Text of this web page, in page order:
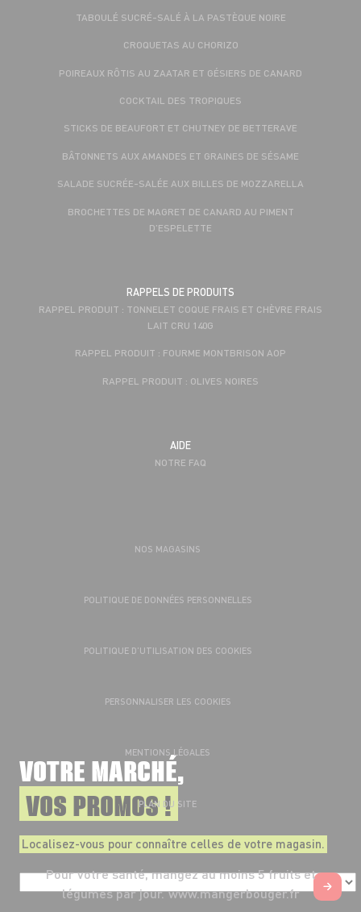
VOTRE MARCHÉ,
VOS PROMOS !
Localisez-vous pour connaître celles de votre magasin.
TABOULÉ SUCRÉ-SALÉ À LA PASTÈQUE NOIRE
CROQUETAS AU CHORIZO
POIREAUX RÔTIS AU ZAATAR ET GÉSIERS DE CANARD
COCKTAIL DES TROPIQUES
STICKS DE BEAUFORT ET CHUTNEY DE BETTERAVE
BÂTONNETS AUX AMANDES ET GRAINES DE SÉSAME
SALADE SUCRÉE-SALÉE AUX BILLES DE MOZZARELLA
BROCHETTES DE MAGRET DE CANARD AU PIMENT
D’ESPELETTE
RAPPELS DE PRODUITS
RAPPEL PRODUIT : TONNELET COQUE FRAIS ET CHÈVRE FRAIS
LAIT CRU 140G
RAPPEL PRODUIT : FOURME MONTBRISON AOP
RAPPEL PRODUIT : OLIVES NOIRES
AIDE
NOTRE FAQ
NOS MAGASINS
POLITIQUE DE DONNÉES PERSONNELLES
POLITIQUE D’UTILISATION DES COOKIES
PERSONNALISER LES COOKIES
MENTIONS LÉGALES
PLAN DU SITE
Pour votre santé, mangez au moins 5 fruits et
légumes par jour. www.mangerbouger.fr